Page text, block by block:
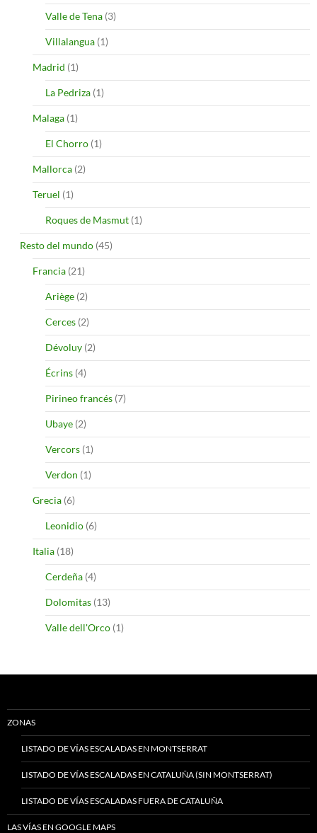
Valle de Tena (3)
Villalangua (1)
Madrid (1)
La Pedriza (1)
Malaga (1)
El Chorro (1)
Mallorca (2)
Teruel (1)
Roques de Masmut (1)
Resto del mundo (45)
Francia (21)
Ariège (2)
Cerces (2)
Dévoluy (2)
Écrins (4)
Pirineo francés (7)
Ubaye (2)
Vercors (1)
Verdon (1)
Grecia (6)
Leonidio (6)
Italia (18)
Cerdeña (4)
Dolomitas (13)
Valle dell'Orco (1)
ZONAS
LISTADO DE VÍAS ESCALADAS EN MONTSERRAT
LISTADO DE VÍAS ESCALADAS EN CATALUÑA (SIN MONTSERRAT)
LISTADO DE VÍAS ESCALADAS FUERA DE CATALUÑA
LAS VÍAS EN GOOGLE MAPS